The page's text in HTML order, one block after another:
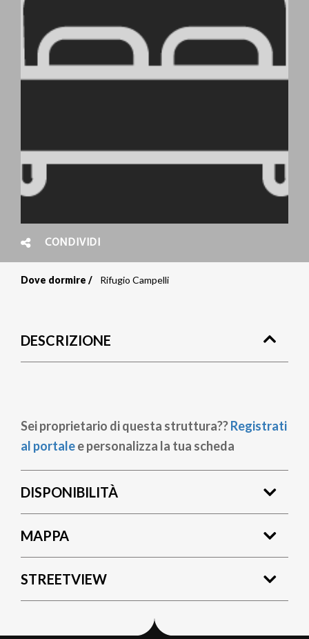
CONDIVIDI
pane
Dove dormire Rifugio Campelli
DESCRIZIONE
Sei proprietario di questa struttura??Registrati
al portalee personalizza la tua scheda
DISPONIBILITÀ
MAPPA
STREETVIEW